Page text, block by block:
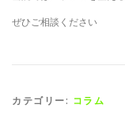
ぜひご相談ください
カテゴリー: コラム